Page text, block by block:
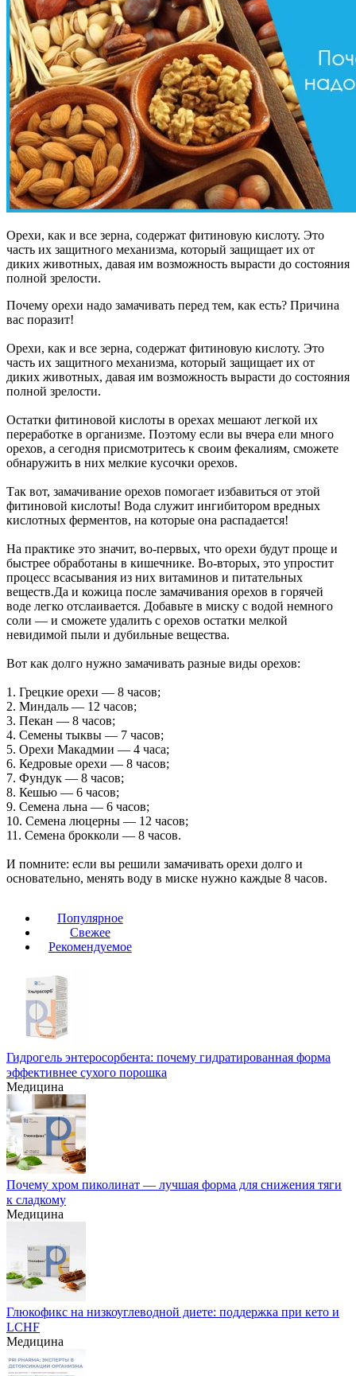
Орехи, как и все зерна, содержат фитиновую кислоту. Это
часть их защитного механизма, который защищает их от
диких животных, давая им возможность вырасти до состояния
полной зрелости.
Почему орехи надо замачивать перед тем, как есть? Причина
вас поразит!
Орехи, как и все зерна, содержат фитиновую кислоту. Это
часть их защитного механизма, который защищает их от
диких животных, давая им возможность вырасти до состояния
полной зрелости.
Остатки фитиновой кислоты в орехах мешают легкой их
переработке в организме. Поэтому если вы вчера ели много
орехов, а сегодня присмотритесь к своим фекалиям, сможете
обнаружить в них мелкие кусочки орехов.
Так вот, замачивание орехов помогает избавиться от этой
фитиновой кислоты! Вода служит ингибитором вредных
кислотных ферментов, на которые она распадается!
На практике это значит, во-первых, что орехи будут проще и
быстрее обработаны в кишечнике. Во-вторых, это упростит
процесс всасывания из них витаминов и питательных
веществ.Да и кожица после замачивания орехов в горячей
воде легко отслаивается. Добавьте в миску с водой немного
соли — и сможете удалить с орехов остатки мелкой
невидимой пыли и дубильные вещества.
Вот как долго нужно замачивать разные виды орехов:
1. Грецкие орехи — 8 часов;
2. Миндаль — 12 часов;
3. Пекан — 8 часов;
4. Семены тыквы — 7 часов;
5. Орехи Макадмии — 4 часа;
6. Кедровые орехи — 8 часов;
7. Фундук — 8 часов;
8. Кешью — 6 часов;
9. Семена льна — 6 часов;
10. Семена люцерны — 12 часов;
11. Семена брокколи — 8 часов.
И помните: если вы решили замачивать орехи долго и
основательно, менять воду в миске нужно каждые 8 часов.
Популярное
Свежее
Рекомендуемое
Гидрогель энтеросорбента: почему гидратированная форма
эффективнее сухого порошка
Медицина
Почему хром пиколинат — лучшая форма для снижения тяги
к сладкому
Медицина
Глюкофикс на низкоуглеводной диете: поддержка при кето и
LCHF
Медицина